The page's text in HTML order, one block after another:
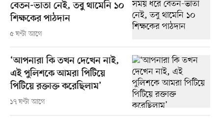
বেতন-ভাতা নেই, তবু থামেনি ১০
শিক্ষকের পাঠদান
৫ ঘণ্টা আগে
‘আপনারা কি তখন দেখেন নাই,
এই পুলিশকে আমরা পিটিয়ে
পিটিয়ে রক্তাক্ত করেছিলাম’
১৭ ঘণ্টা আগে